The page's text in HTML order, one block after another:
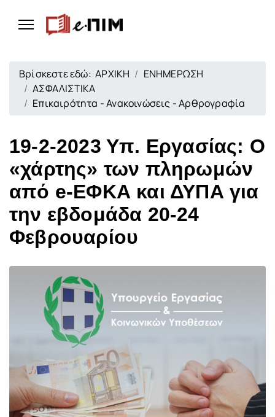
Βρίσκεστε εδώ:ΑΡΧΙΚΗ
ΕΝΗΜΕΡΩΣΗ
ΑΣΦΑΛΙΣΤΙΚΑ
Επικαιρότητα - Ανακοινώσεις - Αρθρογραφία
19-2-2023 Υπ. Εργασίας: Ο
«χάρτης» των πληρωμών
από e-ΕΦΚΑ και ΔΥΠΑ για
την εβδομάδα 20-24
Φεβρουαρίου